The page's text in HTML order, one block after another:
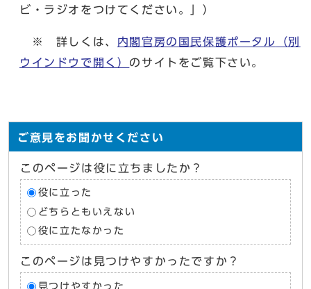
ビ・ラジオをつけてください。」）
※ 詳しくは、 内閣官房の国民保護ポータル
（別
ウインドウで開く） のサイトをご覧下さい。
ご意見をお聞かせください
このページは役に立ちましたか？
役に立った
どちらともいえない
役に立たなかった
このページは見つけやすかったですか？
見つけやすかった